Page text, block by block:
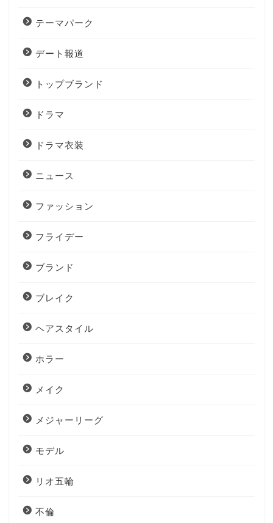
テーマパーク
デート報道
トップブランド
ドラマ
ドラマ衣装
ニュース
ファッション
フライデー
ブランド
ブレイク
ヘアスタイル
ホラー
メイク
メジャーリーグ
モデル
リオ五輪
不倫